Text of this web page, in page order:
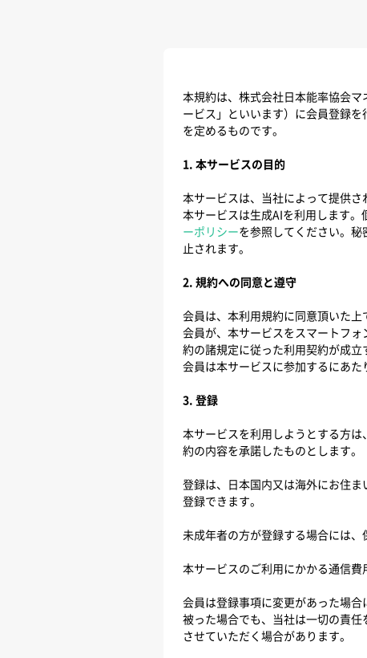
本規約は、株式会社日本能率協会
ービス」といいます）に会員登録
を定めるものです。
1. 本サービスの目的
本サービスは、当社によって提供さ
本サービスは生成AIを利用します。
ーポリシーを参照してください。
止されます。
2. 規約への同意と遵守
会員は、本利用規約に同意頂いた上
会員が、本サービスをスマートフ
約の諸規定に従った利用契約が成立
会員は本サービスに参加するにあた
3. 登録
本サービスを利用しようとする方
約の内容を承諾したものとします。
登録は、日本国内又は海外にお住
登録できます。
未成年者の方が登録する場合には、
本サービスのご利用にかかる通信費
会員は登録事項に変更があった場
被った場合でも、当社は一切の責
させていただく場合があります。